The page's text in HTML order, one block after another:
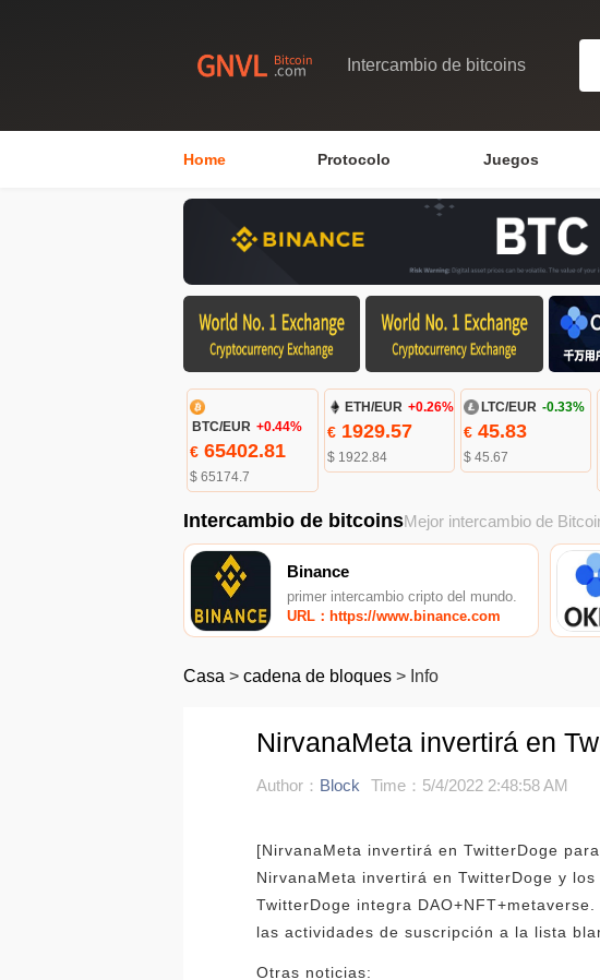
Intercambio de bitcoins
Home Protocolo Juegos
BTC/EUR +0.44%
€ 65402.81
$ 65174.7
ETH/EUR +0.26%
€1929.57
$ 1922.84
LTC/EUR -0.33%
€45.83
$ 45.67
Intercambio de bitcoinsMejor intercambio de
Binance
primer intercambio cripto del mundo.
URL：https://www.binance.com
Casa > cadena de bloques > Info
NirvanaMeta invertirá en
Author： Block Time：5/4/2022 2:48:58 AM
[NirvanaMeta invertirá en TwitterDoge
NirvanaMeta invertirá en TwitterDoge y
TwitterDoge integra
las actividades de suscripción a la lista
Otras noticias: